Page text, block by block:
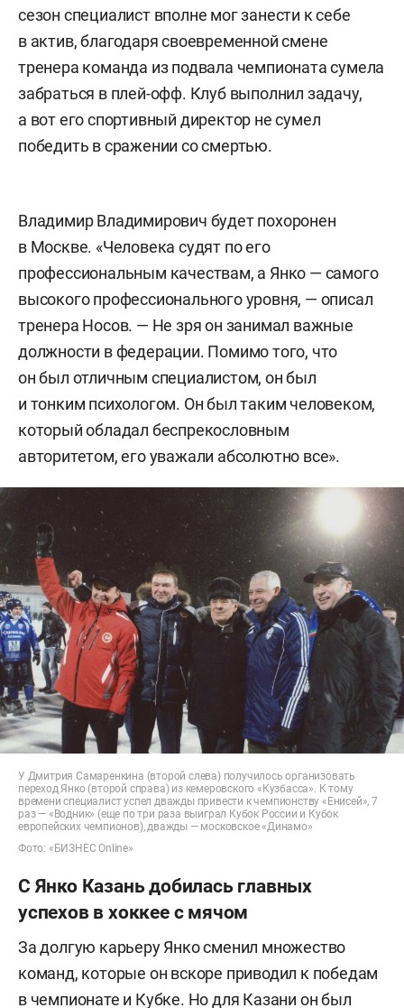
сезон специалист вполне мог занести к себе
в актив, благодаря своевременной смене
тренера команда из подвала чемпионата сумела
забраться в плей-офф. Клуб выполнил задачу,
а вот его спортивный директор не сумел
победить в сражении со смертью.
Владимир Владимирович будет похоронен
в Москве. «Человека судят по его
профессиональным качествам, а Янко — самого
высокого профессионального уровня, — описал
тренера Носов. — Не зря он занимал важные
должности в федерации. Помимо того, что
он был отличным специалистом, он был
и тонким психологом. Он был таким человеком,
который обладал беспрекословным
авторитетом, его уважали абсолютно все».
У Дмитрия Самаренкина (второй слева) получилось организовать
переход Янко (второй справа) из кемеровского «Кузбасса». К тому
времени специалист успел дважды привести к чемпионству «Енисей», 7
раз — «Водник» (еще по три раза выиграл Кубок России и Кубок
европейских чемпионов), дважды — московское «Динамо»
Фото: «БИЗНЕС Online»
С Янко Казань добилась главных
успехов в хоккее с мячом
За долгую карьеру Янко сменил множество
команд, которые он вскоре приводил к победам
в чемпионате и Кубке. Но для Казани он был